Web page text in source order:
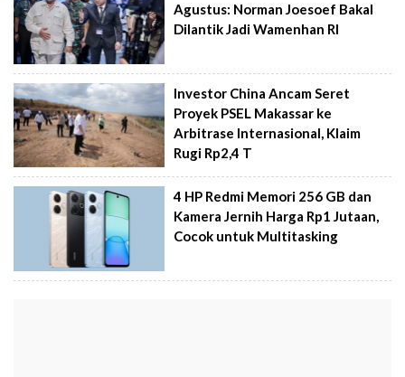
Agustus: Norman Joesoef Bakal
Dilantik Jadi Wamenhan RI
Investor China Ancam Seret
Proyek PSEL Makassar ke
Arbitrase Internasional, Klaim
Rugi Rp2,4 T
4 HP Redmi Memori 256 GB dan
Kamera Jernih Harga Rp1 Jutaan,
Cocok untuk Multitasking